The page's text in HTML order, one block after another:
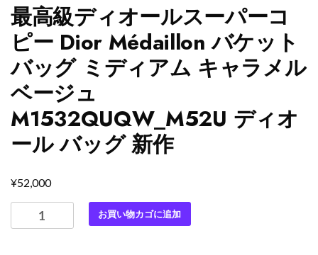
最高級ディオールスーパーコ
ピー Dior Médaillon バケット
バッグ ミディアム キャラメル
ベージュ
M1532QUQW_M52U ディオ
ール バッグ 新作
¥52,000
高
お買い物カゴに追加